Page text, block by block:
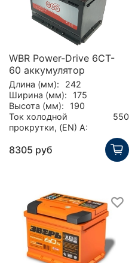
WBR Power-Drive 6CT-
60 аккумулятор
Длина (мм):
242
Ширина (мм):
175
Высота (мм):
190
Ток холодной
прокрутки, (EN) А:
550
8305 руб